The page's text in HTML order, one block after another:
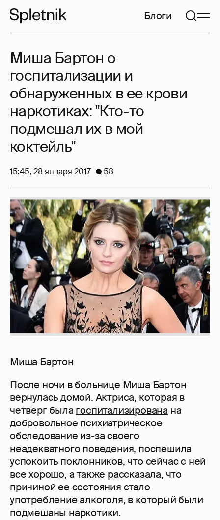
Блоги
Миша Бартон
После ночи в больнице Миша Бартон
вернулась домой. Актриса, которая в
четверг была госпитализирована на
добровольное психиатрическое
обследование из-за своего
неадекватного поведения, поспешила
успокоить поклонников, что сейчас с ней
все хорошо, а также рассказала, что
причиной ее состояния стало
употребление алкоголя, в который были
подмешаны наркотики.
Миша Бартон о
госпитализации и
обнаруженных в ее крови
наркотиках: "Кто-то
подмешал их в мой
коктейль"
15:45, 28 января 2017 58